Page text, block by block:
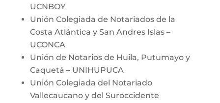
UCNBOY
Unión Colegiada de Notariados de la
Costa Atlántica y San Andres Islas –
UCONCA
Unión de Notarios de Huila, Putumayo y
Caquetá – UNIHUPUCA
Unión Colegiada del Notariado
Vallecaucano y del Suroccidente